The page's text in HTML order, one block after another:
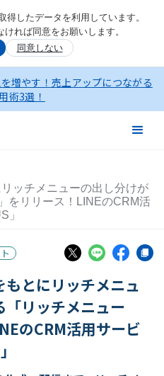
得したデータを利用しています。
れば同意をお願いします。
同意しない
増やす！売上アップにつながる
術3選！
ッチメニューの出し分けが
をリリース！LINEのCRM活
」
とにリッチメニュ
リッチメニュー
のCRM活用サービ